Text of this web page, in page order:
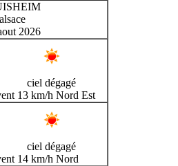
2026
ciel dégagé
13 km/h Nord Est
ciel dégagé
14 km/h Nord